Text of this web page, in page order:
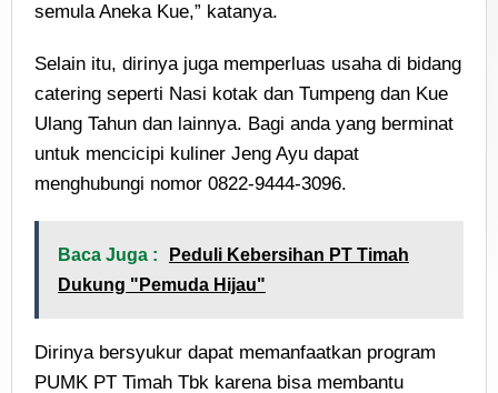
semula Aneka Kue,” katanya.
Selain itu, dirinya juga memperluas usaha di bidang
catering seperti Nasi kotak dan Tumpeng dan Kue
Ulang Tahun dan lainnya. Bagi anda yang berminat
untuk mencicipi kuliner Jeng Ayu dapat
menghubungi nomor 0822-9444-3096.
Baca Juga :
Peduli Kebersihan PT Timah
Dukung "Pemuda Hijau"
Dirinya bersyukur dapat memanfaatkan program
PUMK PT Timah Tbk karena bisa membantu